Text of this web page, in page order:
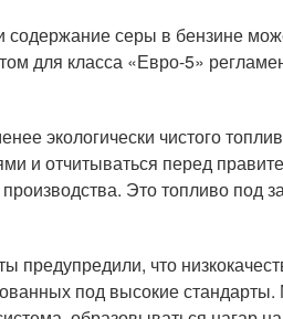
серы в бензине
для класса «Евро-5»
экологически чистого
и отчитываться перед
Это топливо под
предупредили, что
под высокие